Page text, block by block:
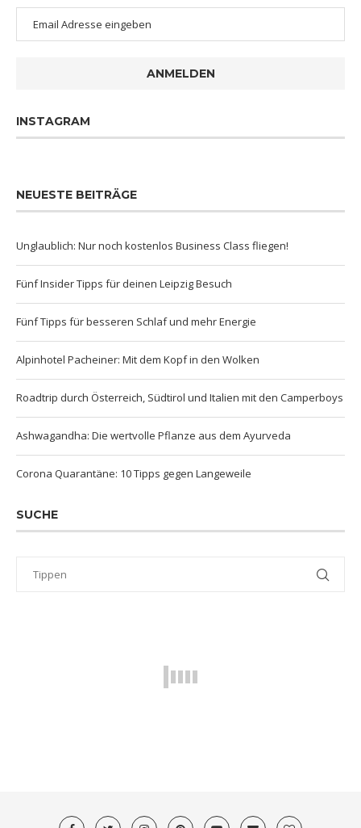
ANMELDEN
INSTAGRAM
NEUESTE BEITRÄGE
Unglaublich: Nur noch kostenlos Business Class fliegen!
Fünf Insider Tipps für deinen Leipzig Besuch
Fünf Tipps für besseren Schlaf und mehr Energie
Alpinhotel Pacheiner: Mit dem Kopf in den Wolken
Roadtrip durch Österreich, Südtirol und Italien mit den Camperboys
Ashwagandha: Die wertvolle Pflanze aus dem Ayurveda
Corona Quarantäne: 10 Tipps gegen Langeweile
SUCHE